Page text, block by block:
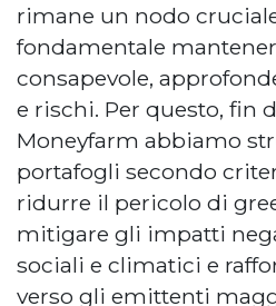
rimane un nodo
fondamentale
consapevole,
e rischi. Per questo, fin
Moneyfarm abbiamo
portafogli secondo
ridurre il pericolo di
mitigare gli impatti
sociali e climatici e
verso gli emittenti